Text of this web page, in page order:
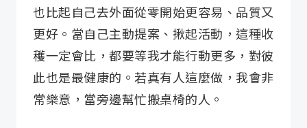
也比起自己去外面從零開始更容易、品質又
更好。當自己主動提案、揪起活動，這種收
穫一定會比，都要等我才能行動更多，對彼
此也是最健康的。若真有人這麼做，我會非
常樂意，當旁邊幫忙搬桌椅的人。